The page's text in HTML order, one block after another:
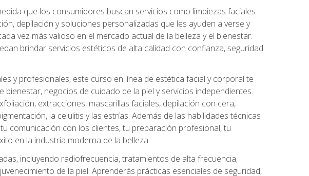
que los consumidores buscan servicios como limpiezas faciales
depilación y soluciones personalizadas que les ayuden a verse y
vez más valioso en el mercado actual de la belleza y el bienestar.
brindar servicios estéticos de alta calidad con confianza, seguridad
y profesionales, este curso en línea de estética facial y corporal te
negocios de cuidado de la piel y servicios independientes.
extracciones, mascarillas faciales, depilación con cera,
la celulitis y las estrías. Además de las habilidades técnicas
comunicación con los clientes, tu preparación profesional, tu
en la industria moderna de la belleza.
incluyendo radiofrecuencia, tratamientos de alta frecuencia,
de la piel. Aprenderás prácticas esenciales de seguridad,